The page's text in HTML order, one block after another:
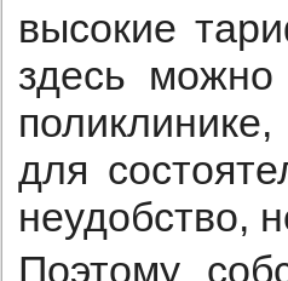
высокие
здесь
для
неудобство,
Поэтому